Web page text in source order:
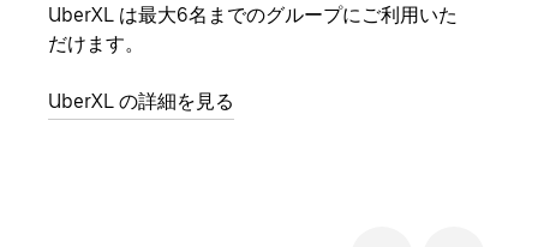
UberXL は最大6名までのグループにご利用いた
だけます。
UberXL の詳細を見る